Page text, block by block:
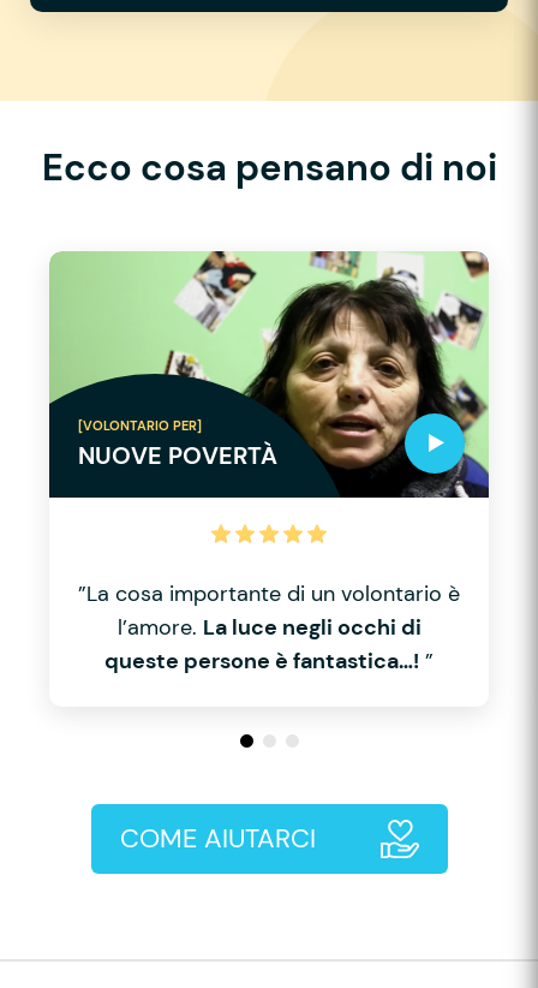
Ecco cosa pensano di noi
[VOLONTARIO PER]
NUOVE POVERTÀ
”La cosa importante di un volontario è
l’amore. La luce negli occhi di
queste persone è fantastica…! ”
COME AIUTARCI